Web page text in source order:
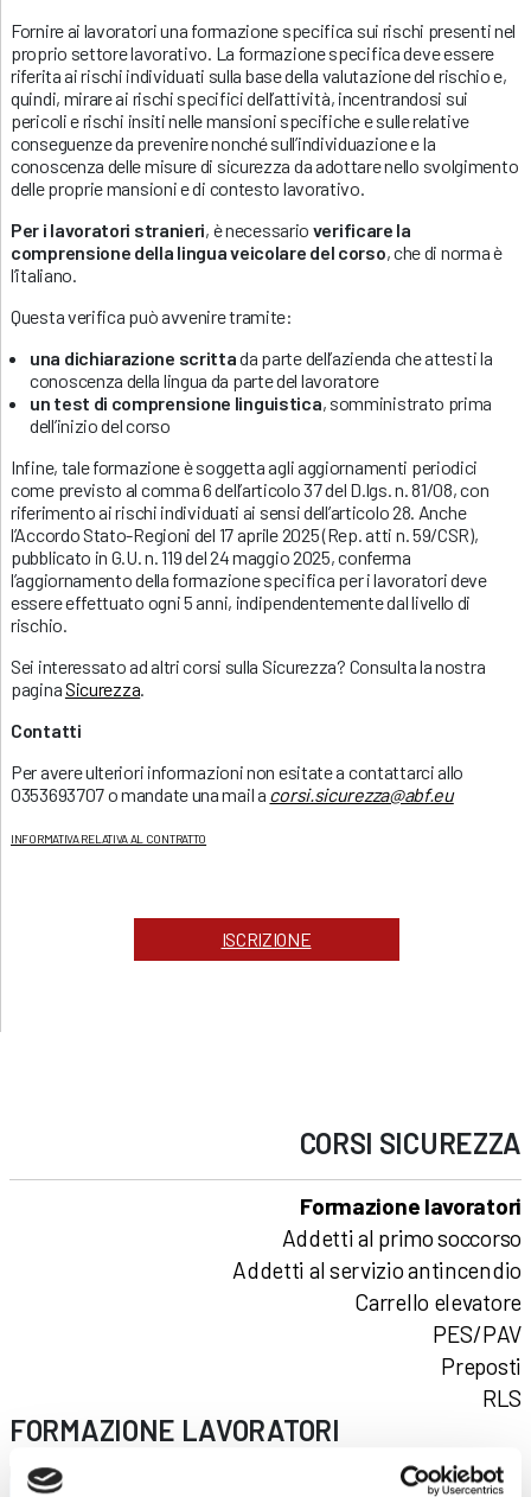
Fornire ai lavoratori una formazione specifica sui rischi presenti nel
proprio settore lavorativo. La formazione specifica deve essere
riferita ai rischi individuati sulla base della valutazione del rischio e,
quindi, mirare ai rischi specifici dell’attività, incentrandosi sui
pericoli e rischi insiti nelle mansioni specifiche e sulle relative
conseguenze da prevenire nonché sull’individuazione e la
conoscenza delle misure di sicurezza da adottare nello svolgimento
delle proprie mansioni e di contesto lavorativo.
Per i lavoratori stranieri, è necessario verificare la
comprensione della lingua veicolare del corso, che di norma è
l’italiano.
Questa verifica può avvenire tramite:
una dichiarazione scrittada parte dell’azienda che attesti la
conoscenza della lingua da parte del lavoratore
un test di comprensione linguistica, somministrato prima
dell’inizio del corso
Infine, tale formazione è soggetta agli aggiornamenti periodici
come previsto al comma 6 dell’articolo 37 del D.lgs. n. 81/08, con
riferimento ai rischi individuati ai sensi dell’articolo 28. Anche
l’Accordo Stato-Regioni del 17 aprile 2025 (Rep. atti n. 59/CSR),
pubblicato in G.U. n. 119 del 24 maggio 2025, conferma
l’aggiornamento della formazione specifica per i lavoratori deve
essere effettuato ogni 5 anni, indipendentemente dal livello di
rischio.
Sei interessato ad altri corsi sulla Sicurezza? Consulta la nostra
paginaSicurezza
Contatti
Per avere ulteriori informazioni non esitate a contattarci allo
0353693707 o mandate una mail a corsi.sicurezza@abf.eu
INFORMATIVA RELATIVA AL CONTRATTO
ISCRIZIONE
CORSI SICUREZZA
Formazione lavoratori
Addetti al primo soccorso
Addetti al servizio antincendio
Carrello elevatore
PES/PAV
Preposti
RLS
FORMAZIONE LAVORATORI